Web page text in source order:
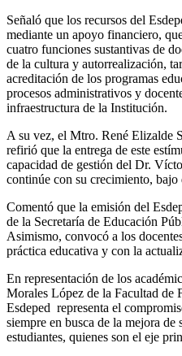
Señaló que los recursos del
mediante un apoyo financiero,
cuatro funciones sustantivas de
de la cultura y autorrealización,
acreditación de los programas
procesos administrativos y
infraestructura de la Institución.
A su vez, el Mtro. René Elizalde
refirió que la entrega de este
capacidad de gestión del Dr.
continúe con su crecimiento, bajo
Comentó que la emisión del
de la Secretaría de Educación
Asimismo, convocó a los
práctica educativa y con la
En representación de los
Morales López de la Facultad de
Esdeped representa el
siempre en busca de la mejora de
estudiantes, quienes son el eje